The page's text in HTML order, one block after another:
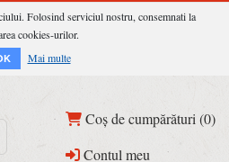
Folosind serviciul nostru, consemnati la
cookies-urilor.
Mai multe
Coș de cumpărături (0)
Contul meu